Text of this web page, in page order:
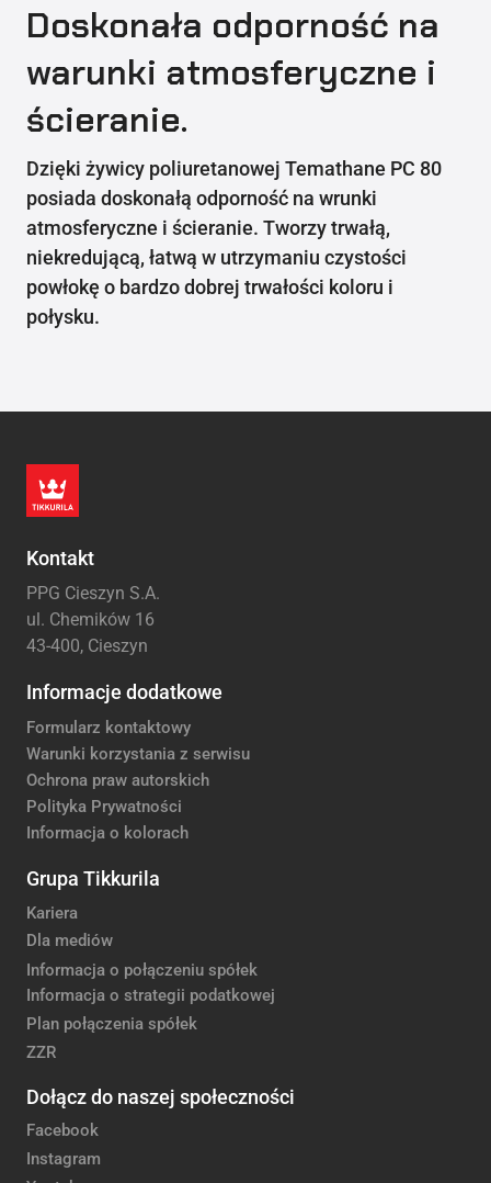
Doskonała odporność na
warunki atmosferyczne i
ścieranie.
Dzięki żywicy poliuretanowej Temathane PC 80
posiada doskonałą odporność na wrunki
atmosferyczne i ścieranie. Tworzy trwałą,
niekredującą, łatwą w utrzymaniu czystości
powłokę o bardzo dobrej trwałości koloru i
połysku.
Kontakt
PPG Cieszyn S.A.
ul. Chemików 16
43-400, Cieszyn
Informacje dodatkowe
Formularz kontaktowy
Warunki korzystania z serwisu
Ochrona praw autorskich
Polityka Prywatności
Informacja o kolorach
Grupa Tikkurila
Kariera
Dla mediów
Informacja o połączeniu spółek
Informacja o strategii podatkowej
Plan połączenia spółek
ZZR
Dołącz do naszej społeczności
Facebook
Instagram